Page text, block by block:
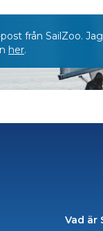
från SailZoo.
her.
Vad är